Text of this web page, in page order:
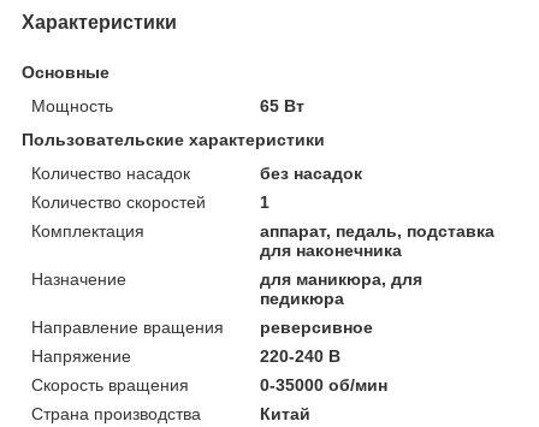
Характеристики
Основные
Мощность
65 Вт
Пользовательские характеристики
Количество насадок
без насадок
Количество скоростей
1
Комплектация
аппарат, педаль, подставка
для наконечника
Назначение
для маникюра, для
педикюра
Направление вращения
реверсивное
Напряжение
220-240 В
Скорость вращения
0-35000 об/мин
Страна производства
Китай